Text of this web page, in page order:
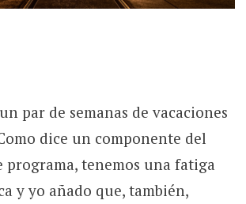
par de semanas de vacaciones
dice un componente del
programa, tenemos una fatiga
y yo añado que, también,